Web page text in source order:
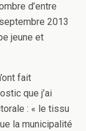
d’entre
2013
jeune et
fait
que j’ai
: « le tissu
la municipalité